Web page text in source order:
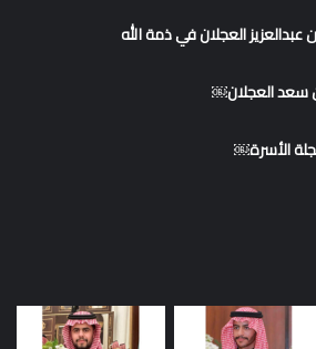
عبدالعزيز العجلان في ذمة الله
سعد العجلان￼
الأسرة￼